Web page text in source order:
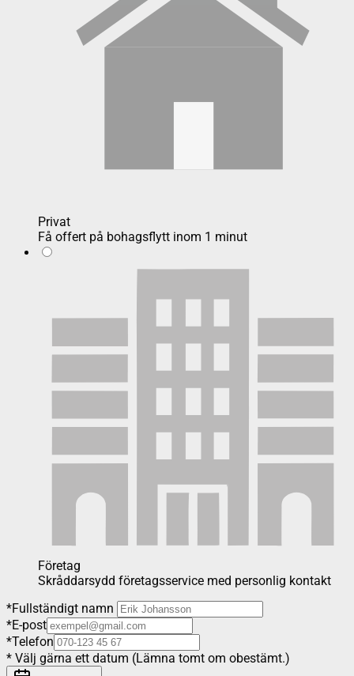
Privat
Få offert på bohagsflytt inom 1 minut
Företag
Skråddarsydd företagsservice med personlig kontakt
*Fullständigt namn
*E-post
*Telefon
* Välj gärna ett datum (Lämna tomt om obestämt.)